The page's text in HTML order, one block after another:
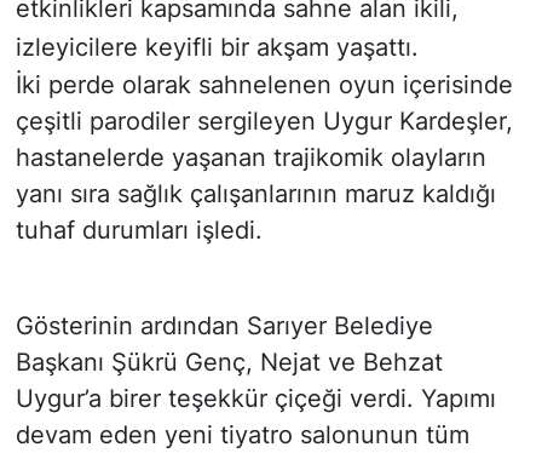
etkinlikleri kapsamında sahne alan ikili,
izleyicilere keyifli bir akşam yaşattı.
İki perde olarak sahnelenen oyun içerisinde
çeşitli parodiler sergileyen Uygur Kardeşler,
hastanelerde yaşanan trajikomik olayların
yanı sıra sağlık çalışanlarının maruz kaldığı
tuhaf durumları işledi.
Gösterinin ardından Sarıyer Belediye
Başkanı Şükrü Genç, Nejat ve Behzat
Uygur’a birer teşekkür çiçeği verdi. Yapımı
devam eden yeni tiyatro salonunun tüm
TEKNOLOJİ
TÜRKİYE VE DÜNYA GÜNDEMİ
VİDEO GALERİ
YAŞAM